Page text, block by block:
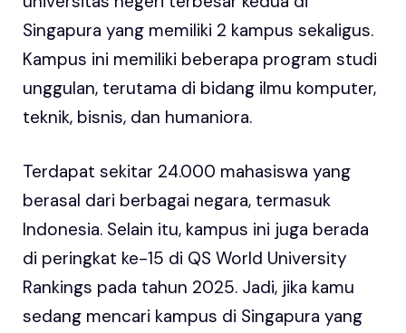
Singapura yang memiliki 2 kampus sekaligus.
Kampus ini memiliki beberapa program studi
unggulan, terutama di bidang ilmu komputer,
teknik, bisnis, dan humaniora.
Terdapat sekitar 24.000 mahasiswa yang
berasal dari berbagai negara, termasuk
Indonesia. Selain itu, kampus ini juga berada
di peringkat ke-15 di QS World University
Rankings pada tahun 2025. Jadi, jika kamu
sedang mencari kampus di Singapura yang